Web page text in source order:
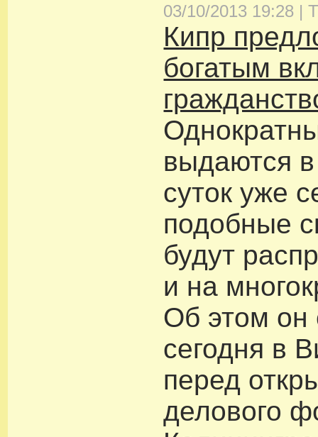
03/10/2013 19:28 |
Кипр
богатым
выдаются
суток уже
подобные
будут
и на
Об этом он
сегодня в
перед
делового